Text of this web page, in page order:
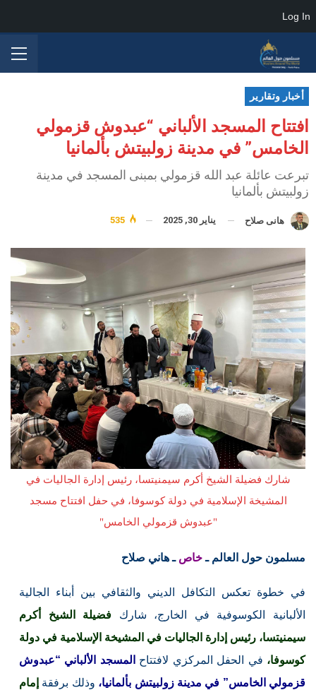
أخبار وتقارير
افتتاح المسجد الألباني “عبدوش قزمولي
الخامس” في مدينة زولبيتش بألمانيا
تبرعت عائلة عبد الله قزمولي بمبنى المسجد في مدينة
زولبيتش بألمانيا
هانى صلاح يناير 30, 2025
شارك فضيلة الشيخ أكرم سيمنيتسا، رئيس إدارة الجاليات في
المشيخة الإسلامية في دولة كوسوفا، في حفل افتتاح مسجد
"عبدوش قزمولي الخامس"
مسلمون حول العالم ـخاص ـ هاني صلاح
في خطوة تعكس التكافل الديني والثقافي بين أبناء الجالية
الألبانية الكوسوفية في الخارج، شارك فضيلة الشيخ أكرم
سيمنيتسا، رئيس إدارة الجاليات في المشيخة الإسلامية في دولة
كوسوفا، في الحفل المركزي لافتتاح
المسجد الألباني “عبدوش
قزمولي الخامس” في مدينة زولبيتش بألمانيا، وذلك برفقة إمام
Log In